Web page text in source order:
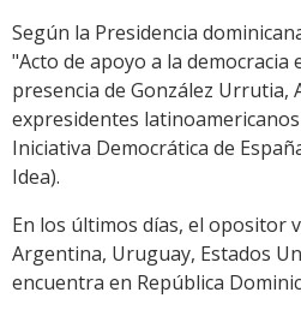
Según la Presidencia
"Acto de apoyo a la democracia
presencia de González Urrutia,
expresidentes
Iniciativa Democrática de
Idea).
En los últimos días, el opositor
Argentina, Uruguay, Estados
encuentra en República